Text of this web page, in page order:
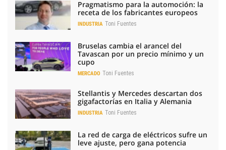
Pragmatismo para la automoción: la
receta de los fabricantes europeos
INDUSTRIA Toni Fuentes
Bruselas cambia el arancel del
Tavascan por un precio mínimo y un
cupo
MERCADO Toni Fuentes
Stellantis y Mercedes descartan dos
gigafactorías en Italia y Alemania
INDUSTRIA Toni Fuentes
La red de carga de eléctricos sufre un
leve ajuste, pero gana potencia